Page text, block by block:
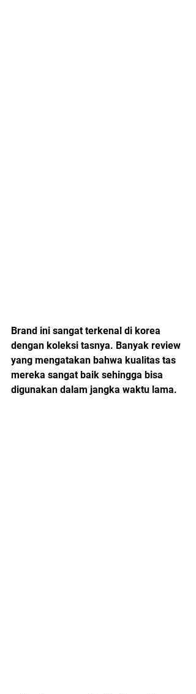
Brand ini sangat terkenal di korea
dengan koleksi tasnya. Banyak review
yang mengatakan bahwa kualitas tas
mereka sangat baik sehingga bisa
digunakan dalam jangka waktu lama.